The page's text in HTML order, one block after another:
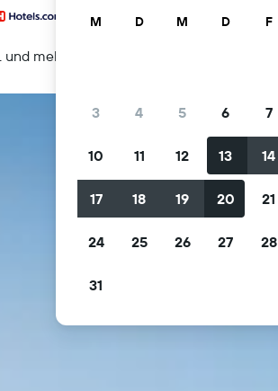
… und mehr
M D M D F
3 4 5 6 7
10 11 12 13 14
17 18 19 20 21
24 25 26 27 28
31